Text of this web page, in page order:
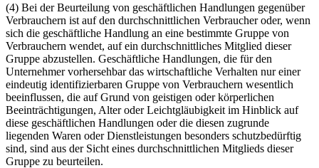
(4) Bei der Beurteilung von geschäftlichen Handlungen gegenüber
Verbrauchern ist auf den durchschnittlichen Verbraucher oder, wenn
sich die geschäftliche Handlung an eine bestimmte Gruppe von
Verbrauchern wendet, auf ein durchschnittliches Mitglied dieser
Gruppe abzustellen. Geschäftliche Handlungen, die für den
Unternehmer vorhersehbar das wirtschaftliche Verhalten nur einer
eindeutig identifizierbaren Gruppe von Verbrauchern wesentlich
beeinflussen, die auf Grund von geistigen oder körperlichen
Beeinträchtigungen, Alter oder Leichtgläubigkeit im Hinblick auf
diese geschäftlichen Handlungen oder die diesen zugrunde
liegenden Waren oder Dienstleistungen besonders schutzbedürftig
sind, sind aus der Sicht eines durchschnittlichen Mitglieds dieser
Gruppe zu beurteilen.